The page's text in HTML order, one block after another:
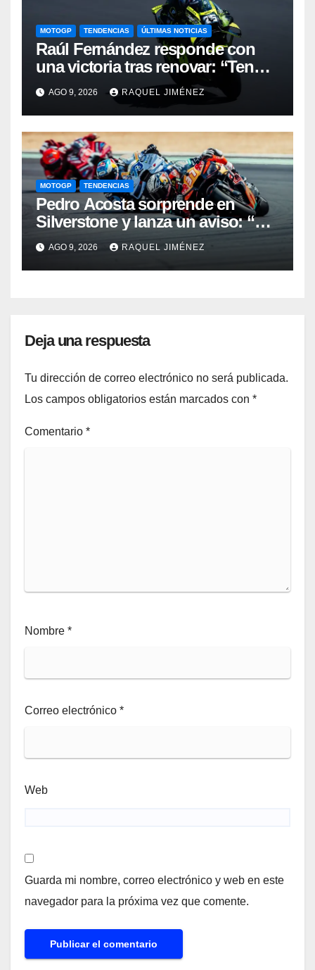
MOTOGP TENDENCIAS ÚLTIMAS NOTICIAS
Raúl Fernández responde con
una victoria tras renovar: “Tengo
que quitarme una barrera mental
para verme realmente luchando
por el Mundial”
AGO 9, 2026 RAQUEL JIMÉNEZ
MOTOGP TENDENCIAS
Pedro Acosta sorprende en
Silverstone y lanza un aviso: “No
estamos tan lejos del top 3 del
campeonato”
AGO 9, 2026 RAQUEL JIMÉNEZ
Deja una respuesta
Tu dirección de correo electrónico no será publicada.
Los campos obligatorios están marcados con *
Comentario *
Nombre *
Correo electrónico *
Web
Guarda mi nombre, correo electrónico y web en este
navegador para la próxima vez que comente.